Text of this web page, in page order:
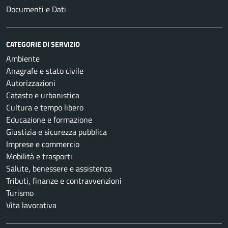
Documenti e Dati
CATEGORIE DI SERVIZIO
Ambiente
Anagrafe e stato civile
Autorizzazioni
Catasto e urbanistica
Cultura e tempo libero
Educazione e formazione
Giustizia e sicurezza pubblica
Imprese e commercio
Mobilità e trasporti
Salute, benessere e assistenza
Tributi, finanze e contravvenzioni
Turismo
Vita lavorativa